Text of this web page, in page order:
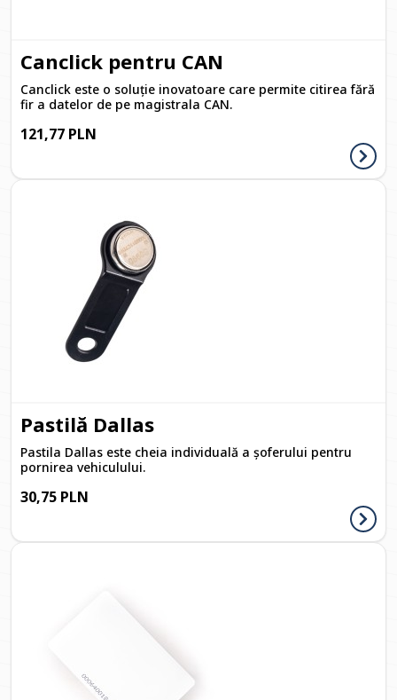
Canclick pentru CAN
Canclick este o soluție inovatoare care permite citirea fără
fir a datelor de pe magistrala CAN.
121,77 PLN
Pastilă Dallas
Pastila Dallas este cheia individuală a șoferului pentru
pornirea vehiculului.
30,75 PLN